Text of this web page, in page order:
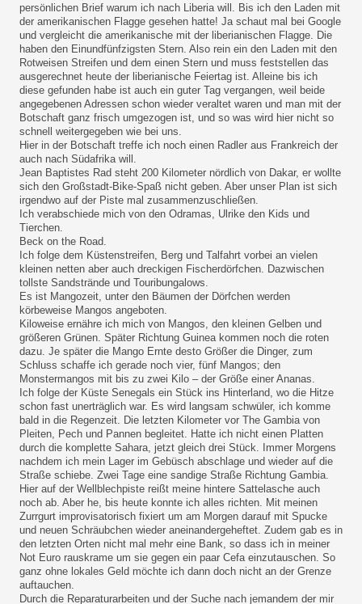
persönlichen Brief warum ich nach Liberia will. Bis ich den Laden mit
der amerikanischen Flagge gesehen hatte! Ja schaut mal bei Google
und vergleicht die amerikanische mit der liberianischen Flagge. Die
haben den Einundfünfzigsten Stern. Also rein ein den Laden mit den
Rotweisen Streifen und dem einen Stern und muss feststellen das
ausgerechnet heute der liberianische Feiertag ist. Alleine bis ich
diese gefunden habe ist auch ein guter Tag vergangen, weil beide
angegebenen Adressen schon wieder veraltet waren und man mit der
Botschaft ganz frisch umgezogen ist, und so was wird hier nicht so
schnell weitergegeben wie bei uns.
Hier in der Botschaft treffe ich noch einen Radler aus Frankreich der
auch nach Südafrika will.
Jean Baptistes Rad steht 200 Kilometer nördlich von Dakar, er wollte
sich den Großstadt-Bike-Spaß nicht geben. Aber unser Plan ist sich
irgendwo auf der Piste mal zusammenzuschließen.
Ich verabschiede mich von den Odramas, Ulrike den Kids und
Tierchen.
Beck on the Road.
Ich folge dem Küstenstreifen, Berg und Talfahrt vorbei an vielen
kleinen netten aber auch dreckigen Fischerdörfchen. Dazwischen
tollste Sandstrände und Touribungalows.
Es ist Mangozeit, unter den Bäumen der Dörfchen werden
körbeweise Mangos angeboten.
Kiloweise ernähre ich mich von Mangos, den kleinen Gelben und
größeren Grünen. Später Richtung Guinea kommen noch die roten
dazu. Je später die Mango Ernte desto Größer die Dinger, zum
Schluss schaffe ich gerade noch vier, fünf Mangos; den
Monstermangos mit bis zu zwei Kilo – der Größe einer Ananas.
Ich folge der Küste Senegals ein Stück ins Hinterland, wo die Hitze
schon fast unerträglich war. Es wird langsam schwüler, ich komme
bald in die Regenzeit. Die letzten Kilometer vor The Gambia von
Pleiten, Pech und Pannen begleitet. Hatte ich nicht einen Platten
durch die komplette Sahara, jetzt gleich drei Stück. Immer Morgens
nachdem ich mein Lager im Gebüsch abschlage und wieder auf die
Straße schiebe. Zwei Tage eine sandige Straße Richtung Gambia.
Hier auf der Wellblechpiste reißt meine hintere Sattelasche auch
noch ab. Aber he, bis heute konnte ich alles richten. Mit meinen
Zurrgurt improvisatorisch fixiert um am Morgen darauf mit Spucke
und neuen Schräubchen wieder aneinandergeheftet. Zudem gab es in
den letzten Orten nicht mal mehr eine Bank, so dass ich in meiner
Not Euro rauskrame um sie gegen ein paar Cefa einzutauschen. So
ganz ohne lokales Geld möchte ich dann doch nicht an der Grenze
auftauchen.
Durch die Reparaturarbeiten und der Suche nach jemandem der mir